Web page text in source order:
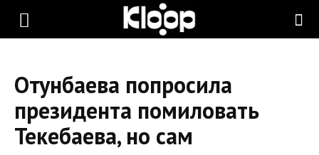
KLOOP.KG
Новости
Отунбаева попросила
президента помиловать
Текебаева, но сам